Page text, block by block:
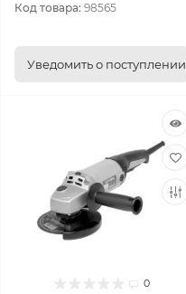
Код товара: 98565
Уведомить о поступлении
0